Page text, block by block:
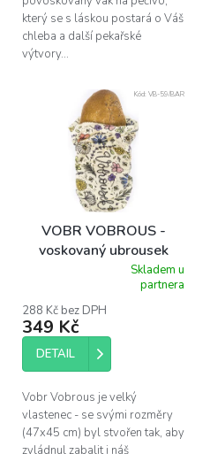
který se s láskou postará o Váš
chleba a další pekařské
výtvory...
VOBR VOBROUS -
voskovaný ubrousek
45x47 cm
produktu
je
5,0
5
Skladem u
partnera
288 Kč bez DPH
349 Kč
DETAIL
Vobr Vobrous je velký
vlastenec - se svými rozměry
(47x45 cm) byl stvořen tak, aby
zvládnul zabalit i náš
Kód: VB-59/BAR